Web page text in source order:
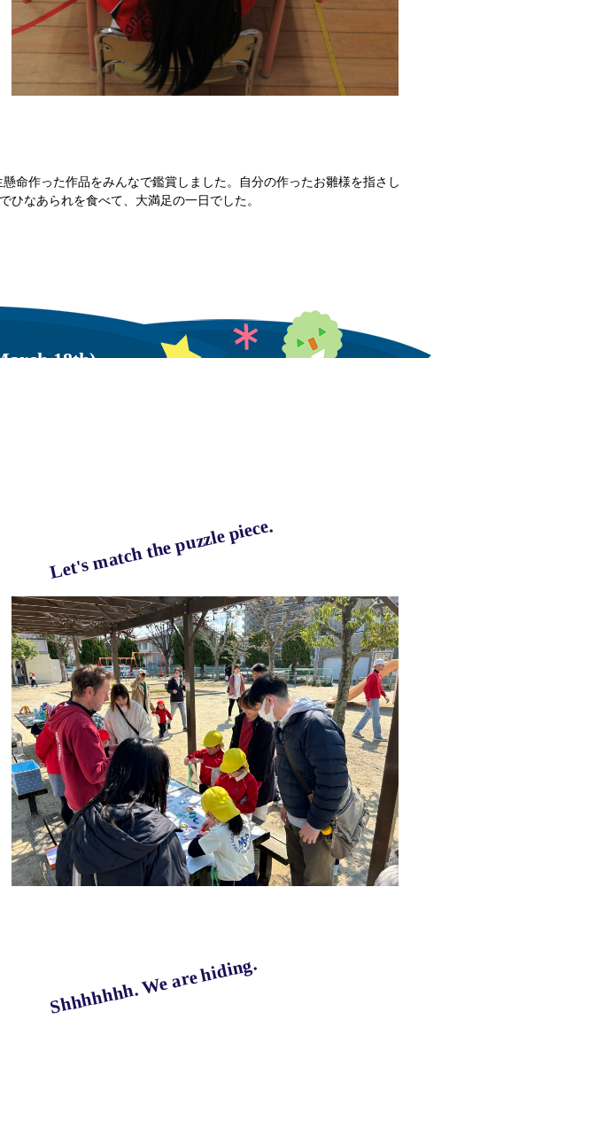
命作った作品をみんなで鑑賞しました。自分の作ったお雛様を指さし
なあられを食べて、大満足の一日でした。
18th)
Let's match the puzzle piece.
Shhhhhhh. We are hiding.